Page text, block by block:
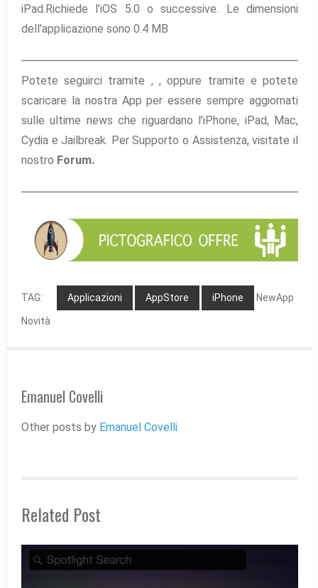
iPad.Richiede l’iOS 5.0 o successive. Le dimensioni
dell’applicazione sono 0.4 MB
Potete seguirci tramite , ,oppure tramite e potete
scaricare la nostra App per essere sempre aggiornati
sulle ultime news che riguardano l’iPhone, iPad, Mac,
Cydia e Jailbreak. Per Supporto o Assistenza, visitate il
nostro Forum.
TAG: Applicazioni AppStore iPhone NewApp
Novità
Emanuel Covelli
Other posts by Emanuel Covelli
Related Post